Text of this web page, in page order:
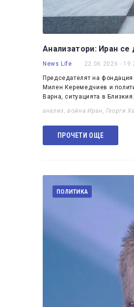
Анализатори: Иран
News Life 22.06.2026 -
Председателят на
Милен Керемедчиев и
Варна, ситуацията в
анализ,война Иран , Георги
ПРОЧЕТИ ОЩЕ
ПОЛИТИКА